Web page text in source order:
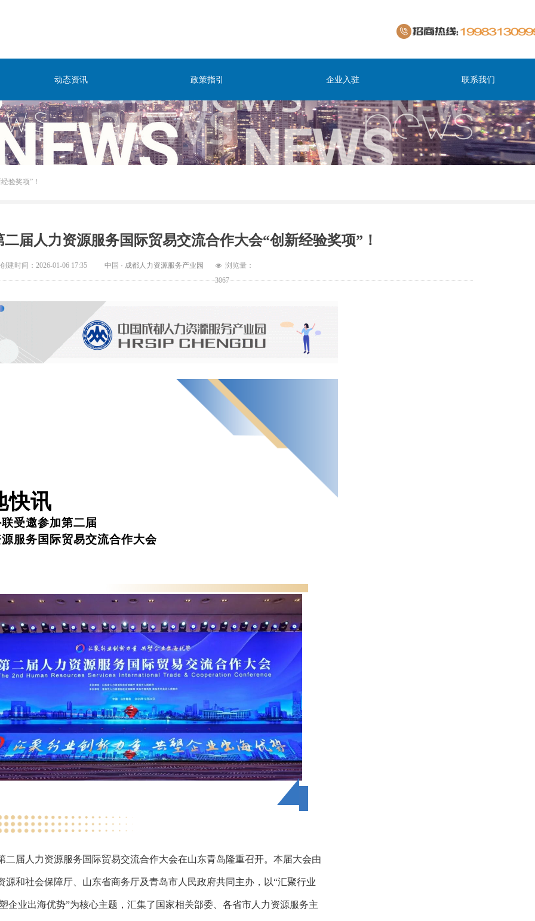
动态资讯 政策指引 企业入驻 联系我们
届人力资源服务国际贸易交流合作大会“创新经验奖项”！
快讯
受邀参加第二届
服务国际贸易交流合作大会
二届人力资源服务国际贸易交流合作大会在山东青岛隆重召开。本届大会由
源和社会保障厅、山东省商务厅及青岛市人民政府共同主办，以“汇聚行业
企业出海优势”为核心主题，汇集了国家相关部委、各省市人力资源服务主
创建时间： 2026-01-06 17:35 넶 浏览量：
3067
中国 · 成都人力资源服务产业园
验奖项”！